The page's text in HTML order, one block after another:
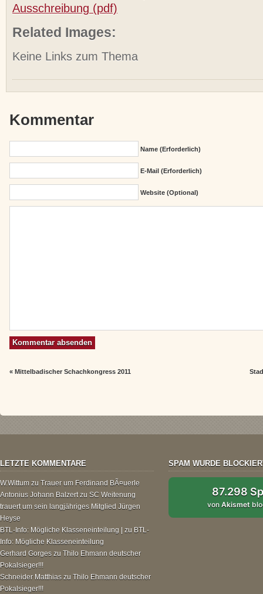
Ausschreibung (pdf)
Related Images:
Keine Links zum Thema
Kommentar
Name (erforderlich)
E-Mail (erforderlich)
Website (Optional)
« Mittelbadischer Schachkongress 2011
LETZTE KOMMENTARE
W.Wittum zu Trauer um Ferdinand BÃ¤uerle
Antonius Johann Balzertzu SC Weitenung
trauert um sein langjähriges Mitglied Jürgen
Heyse
BTL-Info: Mögliche Klasseneinteilung |
zu BTL-
Info: Mögliche Klasseneinteilung
Gerhard Gorges zu Thilo Ehmann deutscher
Pokalsieger!!!
Schneider Matthias zu Thilo Ehmann deutscher
Pokalsieger!!!
SPAM WURDE
87.298
vonAkismet